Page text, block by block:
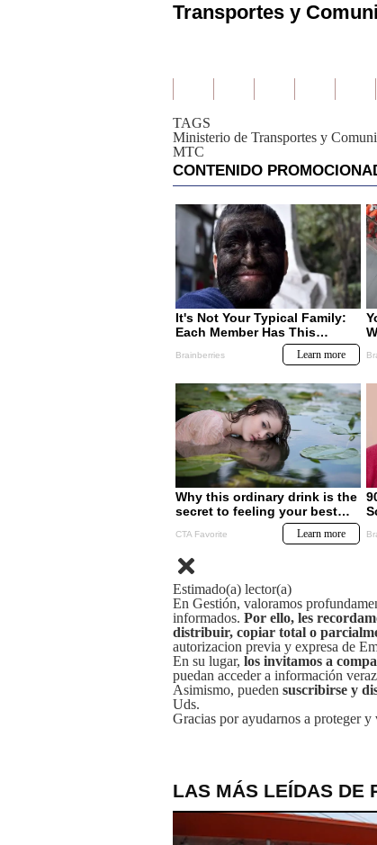
Transportes y
TAGS
Ministerio de Transportes y
MTC
Estimado(a) lector(a)
En Gestión, valoramos
informados. Por ello, les
distribuir, copiar total o
autorizacion previa y expresa de
En su lugar, los invitamos a
puedan acceder a información
Asimismo, pueden suscribirse y
Uds.
Gracias por ayudarnos a proteger y
LAS MÁS LEÍDAS DE